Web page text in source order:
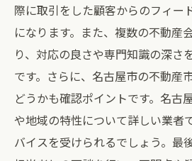
際に取引をした顧客からのフィー
になります。また、複数の不動産
り、対応の良さや専門知識の深さ
です。さらに、名古屋市の不動産
どうかも確認ポイントです。名古
や地域の特性について詳しい業者
バイスを受けられるでしょう。最